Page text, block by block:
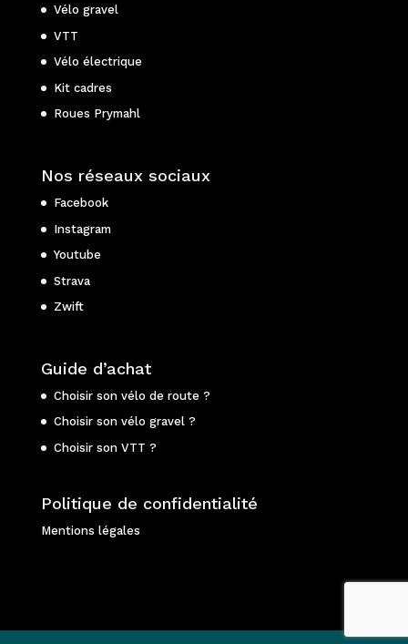
Vélo gravel
VTT
Vélo électrique
Kit cadres
Roues Prymahl
Nos réseaux sociaux
Facebook
Instagram
Youtube
Strava
Zwift
Guide d’achat
Choisir son vélo de route ?
Choisir son vélo gravel ?
Choisir son VTT ?
Politique de confidentialité
Mentions légales